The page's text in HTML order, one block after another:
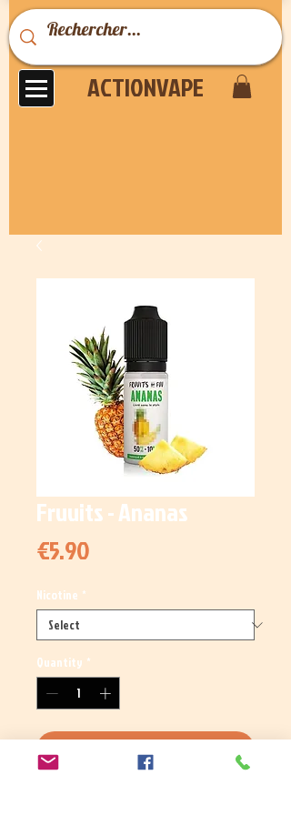
ACTIONVAPE
Fruuits - Ananas
€5.90Price
Nicotine *
Quantity *
Add to Cart